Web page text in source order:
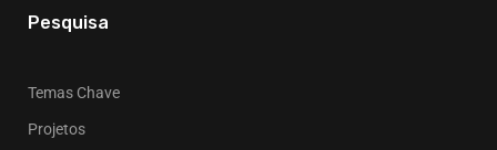
Pesquisa
Temas Chave
Projetos